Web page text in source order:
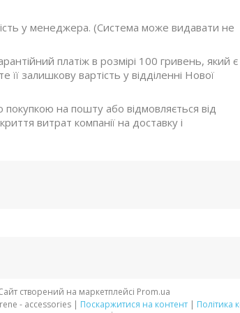
у менеджера. (Система може видавати не
платіж в розмірі 100 гривень, який є
залишкову вартість у відділенні Нової
покупкою на пошту або відмовляється від
витрат компанії на доставку і
створений на маркетплейсі Prom.ua
Стильная обувь и аксессуары от Irene - accessories | Поскаржитися на контент | Політика